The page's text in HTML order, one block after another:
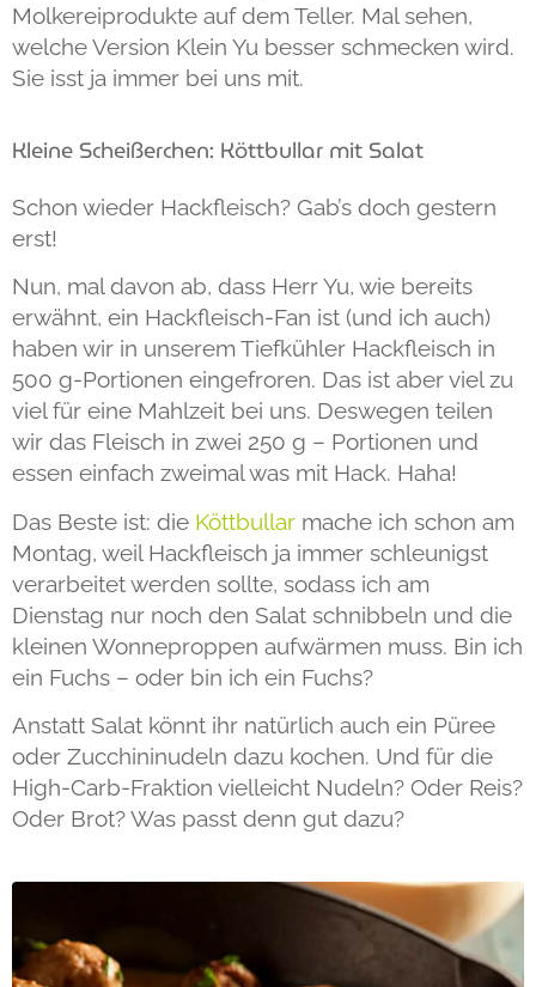
Molkereiprodukte auf dem Teller. Mal sehen,
welche Version Klein Yu besser schmecken wird.
Sie isst ja immer bei uns mit.
Kleine Scheißerchen: Köttbullar mit Salat
Schon wieder Hackfleisch? Gab’s doch gestern
erst!
Nun, mal davon ab, dass Herr Yu, wie bereits
erwähnt, ein Hackfleisch-Fan ist (und ich auch)
haben wir in unserem Tiefkühler Hackfleisch in
500 g-Portionen eingefroren. Das ist aber viel zu
viel für eine Mahlzeit bei uns. Deswegen teilen
wir das Fleisch in zwei 250 g – Portionen und
essen einfach zweimal was mit Hack. Haha!
Das Beste ist: die Köttbullar mache ich schon am
Montag, weil Hackfleisch ja immer schleunigst
verarbeitet werden sollte, sodass ich am
Dienstag nur noch den Salat schnibbeln und die
kleinen Wonneproppen aufwärmen muss. Bin ich
ein Fuchs – oder bin ich ein Fuchs?
Anstatt Salat könnt ihr natürlich auch ein Püree
oder Zucchininudeln dazu kochen. Und für die
High-Carb-Fraktion vielleicht Nudeln? Oder Reis?
Oder Brot? Was passt denn gut dazu?